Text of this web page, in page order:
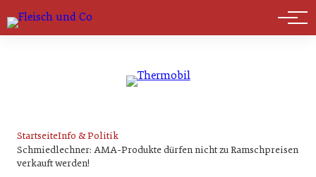
Marktführer
StartseiteInfo & Politik
Schmiedlechner: AMA-Produkte dürfen nicht zu Ramschpreisen
verkauft werden!